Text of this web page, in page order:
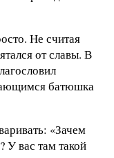
Не считая
от славы. В
батюшка
«Зачем
У вас там такой